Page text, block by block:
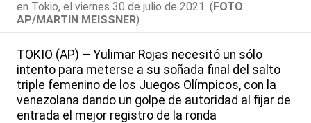
en Tokio, el viernes 30 de julio de 2021. (FOTO
AP/MARTIN MEISSNER)
TOKIO (AP) — Yulimar Rojas necesitó un sólo
intento para meterse a su soñada final del salto
triple femenino de los Juegos Olímpicos, con la
venezolana dando un golpe de autoridad al fijar de
entrada el mejor registro de la ronda